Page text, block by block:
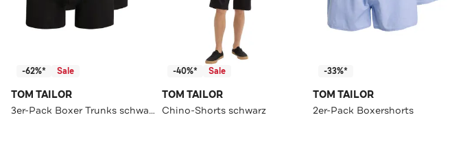
-62%* Sale
TOM TAILOR
3er-Pack Boxer Trunks schwarz
-40%* Sale
TOM TAILOR
Chino-Shorts schwarz
-33%*
TOM TAILOR
2er-Pack Boxershorts